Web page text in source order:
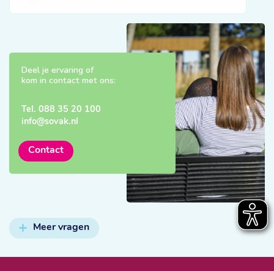
Deel je ervaring of
kom in contact met ons:
Tel. 088 35 20 100
info@sovak.nl
Contact
Meer vragen